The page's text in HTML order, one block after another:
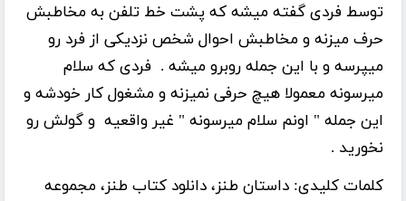
توسط فردی گفته میشه که پشت خط تلفن به مخاطبش
حرف میزنه و مخاطبش احوال شخص نزدیکی از فرد رو
میپرسه و با این جمله روبرو میشه . فردی که سلام
میرسونه معمولا هیچ حرفی نمیزنه و مشغول کار خودشه و
این جمله " اونم سلام میرسونه " غیر واقعیه و گولش رو
نخورید .
کلمات کلیدی: داستان طنز، دانلود کتاب طنز، مجموعه